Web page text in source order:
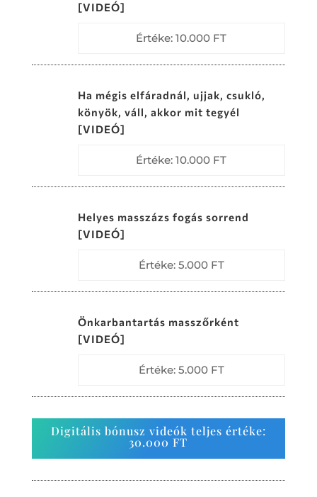
[VIDEÓ]
Értéke: 10.000 FT
Ha mégis elfáradnál, ujjak, csukló,
könyök, váll, akkor mit tegyél
[VIDEÓ]
Értéke: 10.000 FT
Helyes masszázs fogás sorrend
[VIDEÓ]
Értéke: 5.000 FT
Önkarbantartás masszőrként
[VIDEÓ]
Értéke: 5.000 FT
Digitális bónusz videók teljes értéke:
30.000 FT